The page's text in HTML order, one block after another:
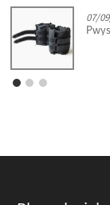
07/